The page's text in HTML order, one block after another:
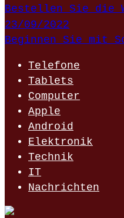
Bestellen Sie die
23/09/2022
Beginnen Sie mit
Telefone
Tablets
Computer
Apple
Android
Elektronik
Technik
IT
Nachrichten